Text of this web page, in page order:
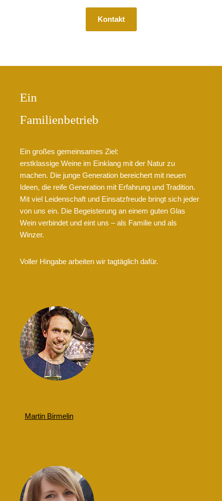
Kontakt
Ein
Familienbetrieb
Ein großes gemeinsames Ziel:
erstklassige Weine im Einklang mit der Natur zu
machen. Die junge Generation bereichert mit neuen
Ideen, die reife Generation mit Erfahrung und Tradition.
Mit viel Leidenschaft und Einsatzfreude bringt sich jeder
von uns ein. Die Begeisterung an einem guten Glas
Wein verbindet und eint uns – als Familie und als
Winzer.
Voller Hingabe arbeiten wir tagtäglich dafür.
Martin Birmelin